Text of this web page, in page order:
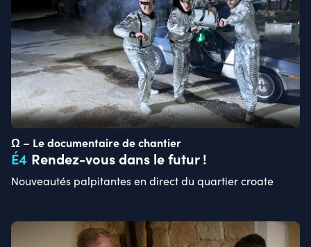
Ω – Le documentaire de chantier
É4 Rendez-vous dans le futur !
Nouveautés palpitantes en direct du quartier croate